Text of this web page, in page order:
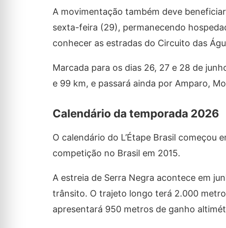
A movimentação também deve
sexta-feira (29), permanecendo
conhecer as estradas do Circuito das
Marcada para os dias 26, 27 e 28 de
e 99 km, e passará ainda por Amparo,
Calendário da temporada 2026
O calendário do L’Étape Brasil começou
competição no Brasil em 2015.
A estreia de Serra Negra acontece em
trânsito. O trajeto longo terá 2.000
apresentará 950 metros de ganho